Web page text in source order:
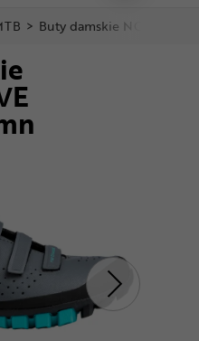
> Buty damskie